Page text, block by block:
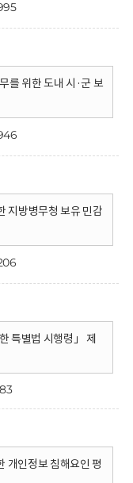
를 위한 도내 시·군 보
지방병무청 보유 민감
특별법 시행령」 제
개인정보 침해요인 평